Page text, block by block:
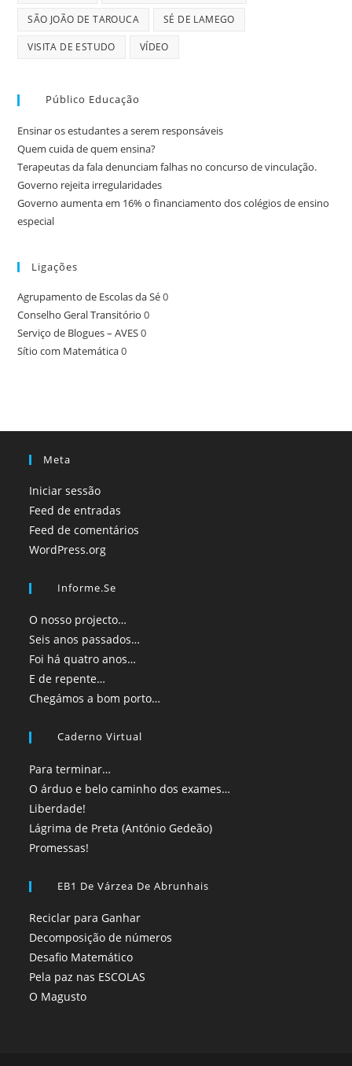
SÃO JOÃO DE TAROUCA SÉ DE LAMEGO
VISITA DE ESTUDO VÍDEO
Público Educação
Ensinar os estudantes a serem responsáveis
Quem cuida de quem ensina?
Terapeutas da fala denunciam falhas no concurso de vinculação.
Governo rejeita irregularidades
Governo aumenta em 16% o financiamento dos colégios de ensino
especial
Ligações
Agrupamento de Escolas da Sé0
Conselho Geral Transitório 0
Serviço de Blogues – AVES0
Sítio com Matemática0
Meta
Iniciar sessão
Feed de entradas
Feed de comentários
WordPress.org
Informe.se
O nosso projecto…
Seis anos passados…
Foi há quatro anos…
E de repente…
Chegámos a bom porto…
Caderno Virtual
Para terminar…
O árduo e belo caminho dos exames…
Liberdade!
Lágrima de Preta (António Gedeão)
Promessas!
EB1 De Várzea De Abrunhais
Reciclar para Ganhar
Decomposição de números
Desafio Matemático
Pela paz nas ESCOLAS
O Magusto